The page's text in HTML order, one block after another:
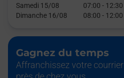
Samedi 15/08
07:00 - 12:30
Dimanche 16/08
08:00 - 12:00
Gagnez du temps
Affranchissez votre courrier